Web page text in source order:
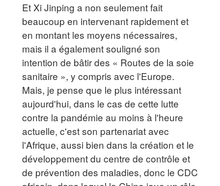
Et Xi Jinping a non seulement fait
beaucoup en intervenant rapidement et
en montant les moyens nécessaires,
mais il a également souligné son
intention de bâtir des « Routes de la soie
sanitaire », y compris avec l'Europe.
Mais, je pense que le plus intéressant
aujourd'hui, dans le cas de cette lutte
contre la pandémie au moins à l'heure
actuelle, c'est son partenariat avec
l'Afrique, aussi bien dans la création et le
développement du centre de contrôle et
de prévention des maladies, donc le CDC